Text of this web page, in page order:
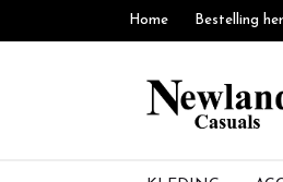
Home Bestelling